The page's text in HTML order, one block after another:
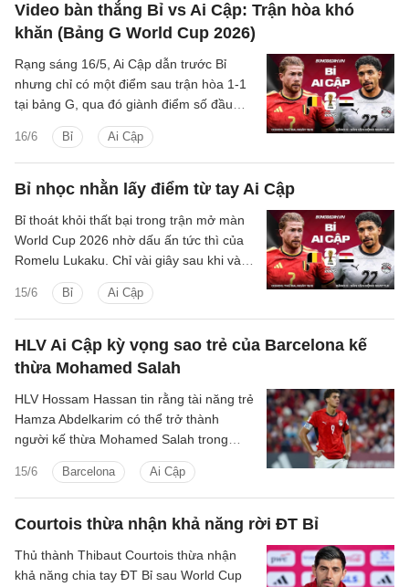
Video bàn thắng Bỉ vs Ai Cập: Trận hòa khó
khăn (Bảng G World Cup 2026)
16/6 Bỉ Ai Cập
Rạng sáng 16/5, Ai Cập dẫn trước Bỉ
nhưng chỉ có một điểm sau trận hòa 1-1
tại bảng G, qua đó giành điểm số đầu
tiên tại World Cup kể từ năm 1990.
Bỉ nhọc nhằn lấy điểm từ tay Ai Cập
15/6 Bỉ Ai Cập
Bỉ thoát khỏi thất bại trong trận mở màn
World Cup 2026 nhờ dấu ấn tức thì của
Romelu Lukaku. Chỉ vài giây sau khi vào
sân từ ghế dự bị, tiền đạo này khiến hàng
thủ Ai Cập mắc sai lầm, giúp Quỷ đỏ
giành lại một điểm quý giá trước đối thủ
khó chịu.
HLV Ai Cập kỳ vọng sao trẻ của Barcelona kế
thừa Mohamed Salah
15/6 Barcelona Ai Cập
HLV Hossam Hassan tin rằng tài năng trẻ
Hamza Abdelkarim có thể trở thành
người kế thừa Mohamed Salah trong
màu áo ĐT Ai Cập, đồng thời sẵn sàng
tạo dấu ấn ngay tại World Cup 2026.
Courtois thừa nhận khả năng rời ĐT Bỉ
Thủ thành Thibaut Courtois thừa nhận
khả năng chia tay ĐT Bỉ sau World Cup